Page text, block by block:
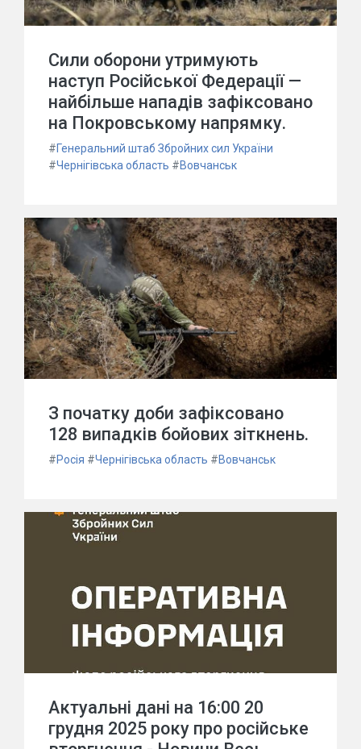
Сили оборони утримують
наступ Російської Федерації —
найбільше нападів зафіксовано
на Покровському напрямку.
#Генеральний штаб Збройних сил України
#Чернігівська область #Вовчанськ
З початку доби зафіксовано
128 випадків бойових зіткнень.
#Росія #Чернігівська область #Вовчанськ
Актуальні дані на 16:00 20
грудня 2025 року про російське